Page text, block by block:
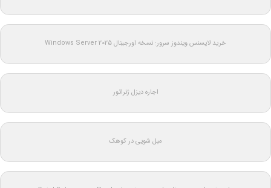
خرید لایسنس ویندوز سرور: نسخه اورجینال Windows Server 2025
اجاره دیزل ژنراتور
مبل شویی در کوهک